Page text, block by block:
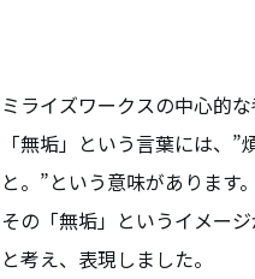
ミライズワークスの中心的
「無垢」という言葉には、
と。”という意味があります。
その「無垢」というイメー
と考え、表現しました。